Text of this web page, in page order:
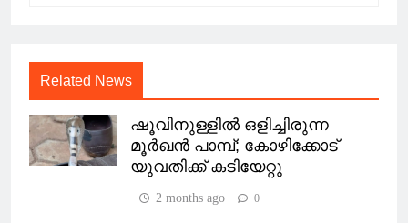
Related News
ഷൂവിനുള്ളിൽ ഒളിച്ചിരുന്ന
മൂർഖൻ പാമ്പ്; കോഴിക്കോട്
യുവതിക്ക് കടിയേറ്റു
2 months ago 0